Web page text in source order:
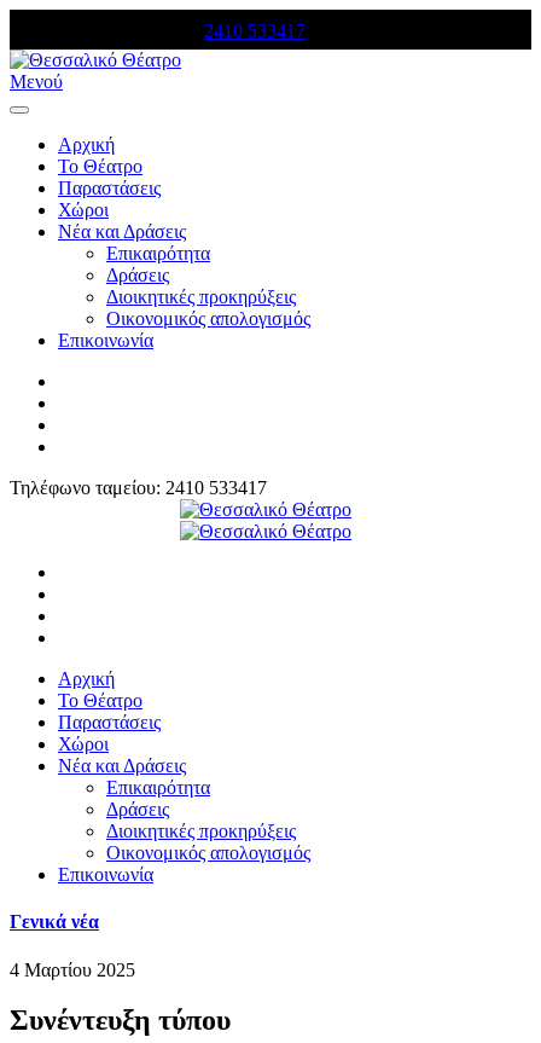
2410 533417
Μενού
Αρχική
Το Θέατρο
Παραστάσεις
Χώροι
Νέα και Δράσεις
Επικαιρότητα
Δράσεις
Διοικητικές προκηρύξεις
Οικονομικός απολογισμός
Επικοινωνία
Τηλέφωνο ταμείου: 2410 533417
Αρχική
Το Θέατρο
Παραστάσεις
Χώροι
Νέα και Δράσεις
Επικαιρότητα
Δράσεις
Διοικητικές προκηρύξεις
Οικονομικός απολογισμός
Επικοινωνία
Γενικά νέα
4 Μαρτίου 2025
Συνέντευξη τύπου